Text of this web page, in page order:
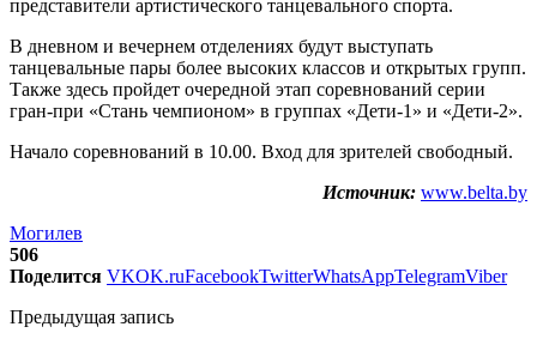
представители артистического танцевального спорта.
В дневном и вечернем отделениях будут выступать
танцевальные пары более высоких классов и открытых групп.
Также здесь пройдет очередной этап соревнований серии
гран-при «Стань чемпионом» в группах «Дети-1» и «Дети-2».
Начало соревнований в 10.00. Вход для зрителей свободный.
Источник: www.belta.by
Могилев
506
Поделится VKOK.ruFacebookTwitterWhatsAppTelegramViber
Предыдущая запись